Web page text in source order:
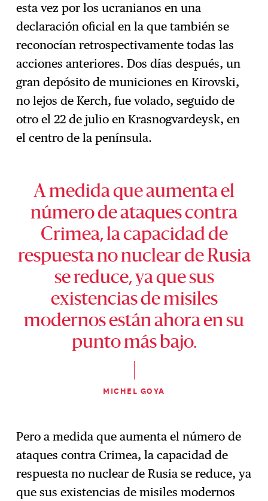
esta vez por los ucranianos en una
declaración oficial en la que también se
reconocían retrospectivamente todas las
acciones anteriores. Dos días después, un
gran depósito de municiones en Kirovski,
no lejos de Kerch, fue volado, seguido de
otro el 22 de julio en Krasnogvardeysk, en
el centro de la península.
A medida que aumenta el
número de ataques contra
Crimea, la capacidad de
respuesta no nuclear de Rusia
se reduce, ya que sus
existencias de misiles
modernos están ahora en su
punto más bajo.
MICHEL GOYA
Pero a medida que aumenta el número de
ataques contra Crimea, la capacidad de
respuesta no nuclear de Rusia se reduce, ya
que sus existencias de misiles modernos